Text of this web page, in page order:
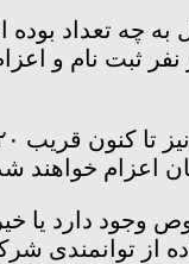
چه تعداد
اعزام خواهند
وجود دارد یا
از توانمندی